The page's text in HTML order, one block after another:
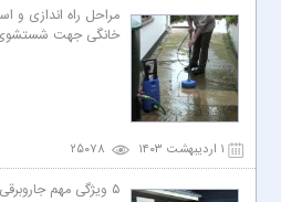
مراحل راه اندازی و
خانگی جهت
۱ اردیبهشت ۱۴۰۳
۵ ویژگی مهم جاروبرقی آب و خاک